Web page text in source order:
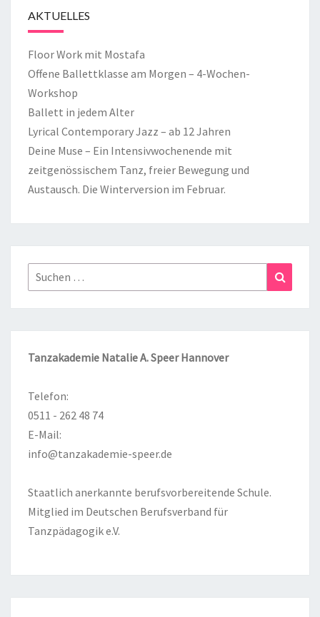
AKTUELLES
Floor Work mit Mostafa
Offene Ballettklasse am Morgen – 4-Wochen-
Workshop
Ballett in jedem Alter
Lyrical Contemporary Jazz – ab 12 Jahren
Deine Muse – Ein Intensivwochenende mit
zeitgenössischem Tanz, freier Bewegung und
Austausch. Die Winterversion im Februar.
Suchen
nach:
Tanzakademie Natalie A. Speer Hannover
Telefon:
0511 - 262 48 74
E-Mail:
info@tanzakademie-speer.de
Staatlich anerkannte berufsvorbereitende Schule.
Mitglied im Deutschen Berufsverband für
Tanzpädagogik e.V.